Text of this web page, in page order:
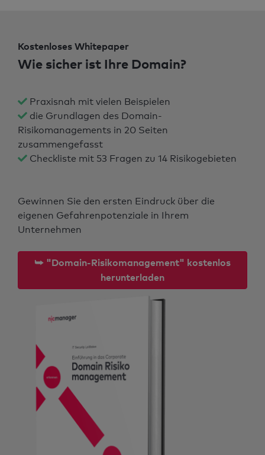
Kostenloses Whitepaper
Wie sicher ist Ihre Domain?
Praxisnah mit vielen Beispielen
die Grundlagen des Domain-
Risikomanagements in 20 Seiten
zusammengefasst
Checkliste mit 53 Fragen zu 14 Risikogebieten
Gewinnen Sie den ersten Eindruck über die
eigenen Gefahrenpotenziale in Ihrem
Unternehmen
⮩ "Domain-Risikomanagement" kostenlos
herunterladen